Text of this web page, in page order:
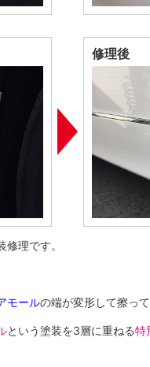
修理後
理です。
モールの端が変形して擦っ
という塗装を3層に重ねる特